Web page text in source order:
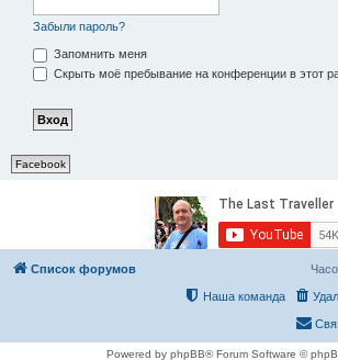
Забыли пароль?
Запомнить меня
Скрыть моё пребывание на конференции в этот
Facebook
Список форумов
Наша команда
Powered by phpBB® Forum Software ©